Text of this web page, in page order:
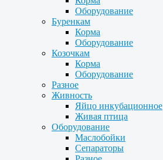
Оборудование
Буренкам
Корма
Оборудование
Козочкам
Корма
Оборудование
Разное
Живность
Яйцо инкубационное
Живая птица
Оборудование
Маслобойки
Сепараторы